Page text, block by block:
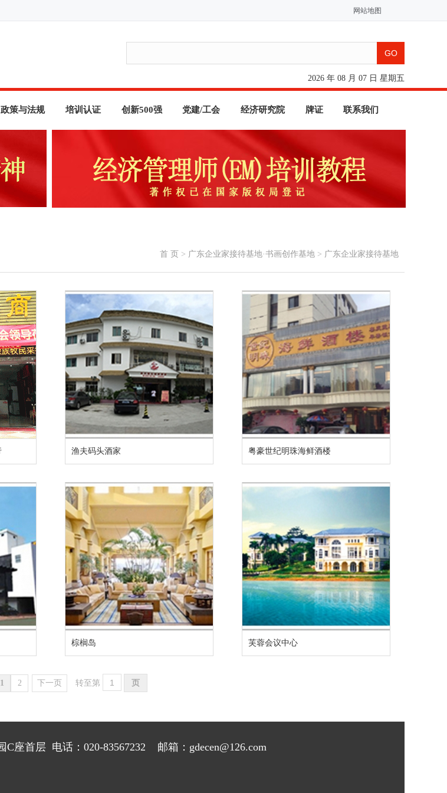
网站地图
2026 年 08 月 07 日 星期五
政策与法规 培训认证 创新500强 党建/工会 经济研究院 牌证 联系我们
首 页 > 广东企业家接待基地·书画创作基地 > 广东企业家接待基地
渔夫码头酒家 粤豪世纪明珠海鲜酒楼
棕榈岛 芙蓉会议中心
1 2 下一页 转至第
座首层 电话：020-83567232 邮箱：gdecen@126.com